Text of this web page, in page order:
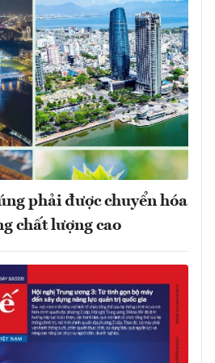
phải được chuyển hóa
chất lượng cao